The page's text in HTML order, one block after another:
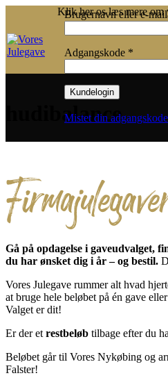
Klik her os læs mere om
Brugernavn eller e-
Adgangskode *
Kundelogin
Mistet din
hudibalance
Gå på opdagelse i gaveudvalget,
du har ønsket dig i år – og bestil.
Vores Julegave rummer alt hvad
at bruge hele beløbet på én gave
Valget er dit!
Er der et restbeløb tilbage efter du
Beløbet går til Vores Nykøbing og
Falster!